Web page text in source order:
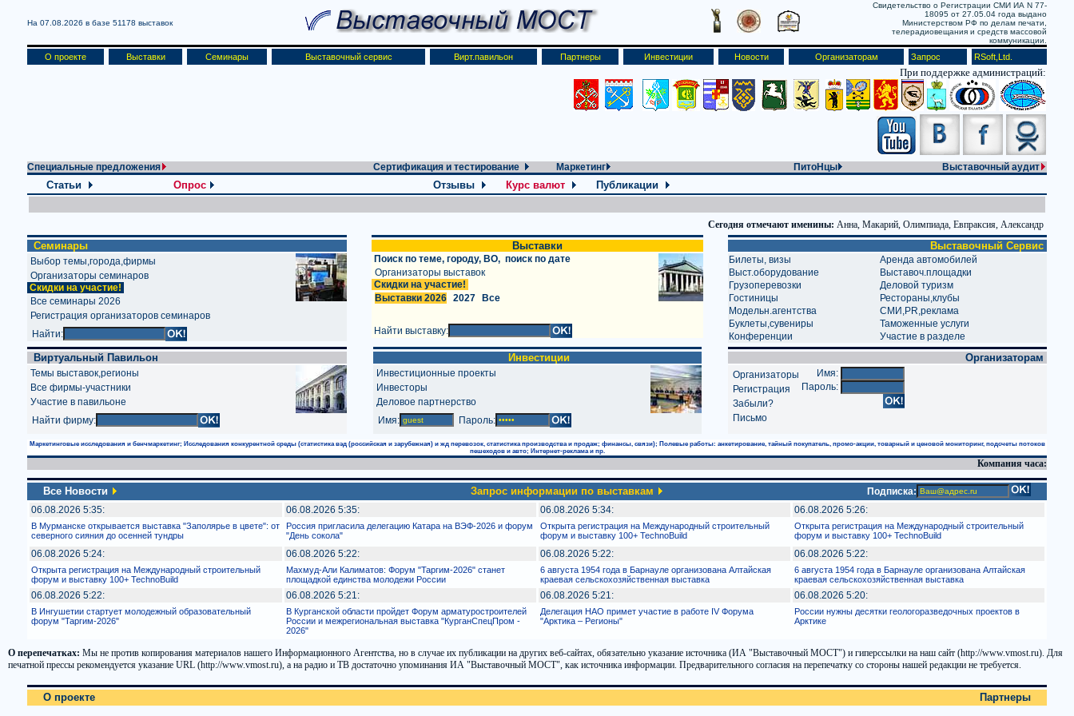
На 07.08.2026 в базе 51178 выставок
Свидетельство о Регистрации СМИ ИА N 77-
18095 от 27.05.04 года выдано
Министерством РФ по делам печати,
телерадиовещания и средств массовой
коммуникации.
О проекте Выставки Семинары Выставочный сервис Вирт.павильон Партнеры Инвестиции Новости Организаторам Запрос RSoft,Ltd.
При поддержке администраций:
Специальные предложения Сертификация и тестирование Маркетинг ПитоНцы Выставочный аудит
Статьи Опрос Отзывы Курс валют Публикации
Сегодня отмечают именины: Анна, Макарий, Олимпиада, Евпраксия, Александр
Семинары
Выбор темы,города,фирмы
Организаторы семинаров
Скидки на участие!
Все семинары 2026
Регистрация организаторов семинаров
Найти:
Выставки
Поиск по теме, городу, ВО, поиск по дате
Организаторы выставок
Скидки на участие!
Выставки 2026 2027 Все
Найти выставку:
Выставочный Сервис
Билеты, визы
Аренда автомобилей
Выст.оборудование
Выставоч.площадки
Грузоперевозки
Деловой туризм
Гостиницы
Рестораны,клубы
Модельн.агентства
СМИ,PR,реклама
Буклеты,сувениры
Таможенные услуги
Конференции
Участие в разделе
Виртуальный Павильон
Темы выставок,регионы
Все фирмы-участники
Участие в павильоне
Найти фирму:
Инвестиции
Инвестиционные проекты
Инвесторы
Деловое партнерство
Имя:
Пароль:
Организаторам
Организаторы
Регистрация
Забыли?
Письмо
Имя:
Пароль:
Маркетинговые исследования и бенчмаркетинг; Исследования конкурентной среды (статистика вэд (российская и зарубежная) и жд перевозок, статистика производства и продаж; финансы, связи); Полевые работы: анкетирование, тайный покупатель, промо-акции, товарный и ценовой мониторинг, подсчеты потоков
пешеходов и авто; Интернет-реклама и пр.
Компания часа:
Все Новости Запрос информации по выставкам
Подписка:
06.08.2026 5:35:
06.08.2026 5:35: 06.08.2026 5:34: 06.08.2026 5:26:
В Мурманске открывается выставка "Заполярье в цвете": от
северного сияния до осенней тундры
Россия пригласила делегацию Катара на ВЭФ-2026 и форум
"День сокола"
Открыта регистрация на Международный строительный
форум и выставку 100+ TechnoBuild
Открыта регистрация на Международный строительный
форум и выставку 100+ TechnoBuild
06.08.2026 5:24: 06.08.2026 5:22: 06.08.2026 5:22: 06.08.2026 5:22:
Открыта регистрация на Международный строительный
форум и выставку 100+ TechnoBuild
Махмуд-Али Калиматов: Форум "Таргим-2026" станет
площадкой единства молодежи России
6 августа 1954 года в Барнауле организована Алтайская
краевая сельскохозяйственная выставка
6 августа 1954 года в Барнауле организована Алтайская
краевая сельскохозяйственная выставка
06.08.2026 5:22: 06.08.2026 5:21: 06.08.2026 5:21: 06.08.2026 5:20:
В Ингушетии стартует молодежный образовательный
форум "Таргим-2026"
В Курганской области пройдет Форум арматуростроителей
России и межрегиональная выставка "КурганСпецПром -
2026"
Делегация НАО примет участие в работе IV Форума
"Арктика – Регионы"
России нужны десятки геологоразведочных проектов в
Арктике
О перепечатках: Мы не против копирования материалов нашего Информационного Агентства, но в случае их публикации на других веб-сайтах, обязательно указание источника (ИА "Выставочный МОСТ") и гиперссылки на наш сайт (http://www.vmost.ru). Для
печатной прессы рекомендуется указание URL (http://www.vmost.ru), а на радио и ТВ достаточно упоминания ИА "Выставочный МОСТ", как источника информации. Предварительного согласия на перепечатку со стороны нашей редакции не требуется.
О проекте Партнеры